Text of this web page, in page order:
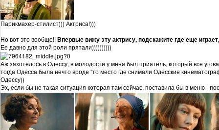
Парикмахер-стилист))) Актриса!)))
Но вот это вообще!!Впервые вижу эту актрису, подскажите где еще
Ее давно для этой роли прятали))))))))))
Аж захотелось в Одессу, в молодости у меня был приятель, который все
тогда Одесса была нечто вроде "то место где снимали Одесские
Одессу))
Эх, если бы не такая ситуация которая там сейчас, поставила бы в меню -